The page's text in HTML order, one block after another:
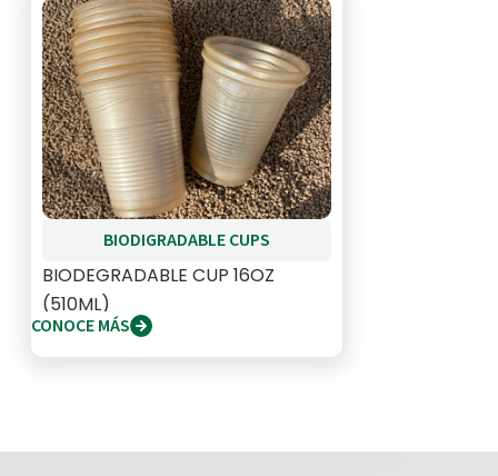
BIODIGRADABLE CUPS
BIODEGRADABLE CUP 16OZ
(510ML)
CONOCE MÁS